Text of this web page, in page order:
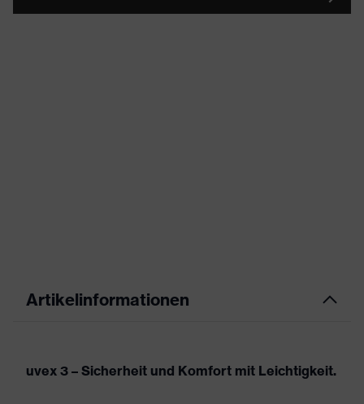
Artikelinformationen
uvex 3 – Sicherheit und Komfort mit Leichtigkeit.